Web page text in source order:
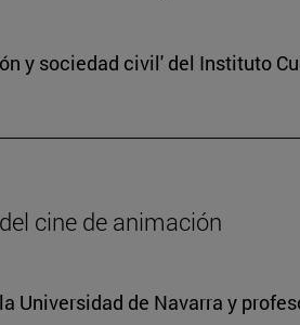
y sociedad civil' del Instituto
cine de animación
Universidad de Navarra y